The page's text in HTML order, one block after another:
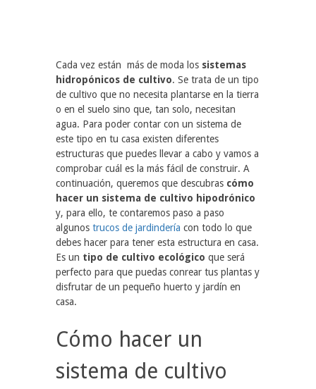
Cada vez están más de moda los sistemas
hidropónicos de cultivo. Se trata de un tipo
de cultivo que no necesita plantarse en la tierra
o en el suelo sino que, tan solo, necesitan
agua. Para poder contar con un sistema de
este tipo en tu casa existen diferentes
estructuras que puedes llevar a cabo y vamos a
comprobar cuál es la más fácil de construir. A
continuación, queremos que descubras cómo
hacer un sistema de cultivo hipodrónico
y, para ello, te contaremos paso a paso
algunos trucos de jardindería con todo lo que
debes hacer para tener esta estructura en casa.
Es un tipo de cultivo ecológico que será
perfecto para que puedas conrear tus plantas y
disfrutar de un pequeño huerto y jardín en
casa.
Cómo hacer un
sistema de cultivo